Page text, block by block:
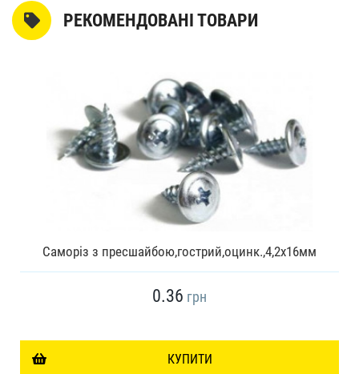
РЕКОМЕНДОВАНІ ТОВАРИ
Саморіз з пресшайбою,гострий,оцинк.,4,2x16мм
0.36 грн
КУПИТИ